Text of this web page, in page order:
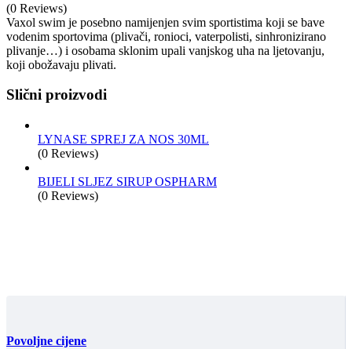
(0 Reviews)
Vaxol swim je posebno namijenjen svim sportistima koji se bave
vodenim sportovima (plivači, ronioci, vaterpolisti, sinhronizirano
plivanje…) i osobama sklonim upali vanjskog uha na ljetovanju,
koji obožavaju plivati.
Slični proizvodi
LYNASE SPREJ ZA NOS 30ML
(0 Reviews)
BIJELI SLJEZ SIRUP OSPHARM
(0 Reviews)
Povoljne cijene